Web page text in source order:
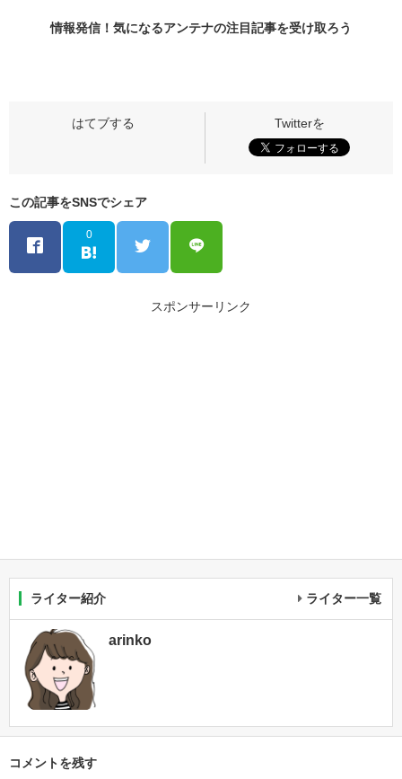
情報発信！気になるアンテナの注目記事を受け取ろう
この記事をSNSでシェア
0
スポンサーリンク
ライター紹介 ライター一覧
arinko
コメントを残す